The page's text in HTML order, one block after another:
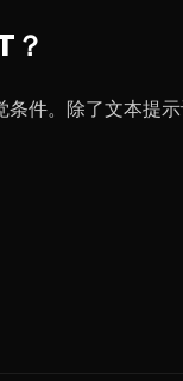
？
件。除了文本提